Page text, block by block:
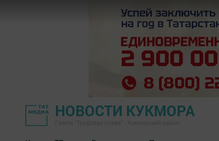
НОВОСТИ КУКМОРА